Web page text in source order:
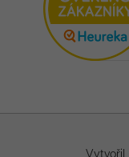
Vytvořil